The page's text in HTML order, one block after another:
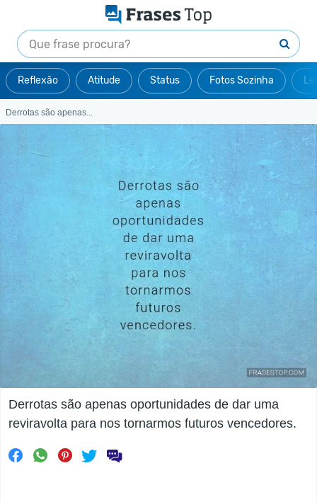
Reflexão Atitude Status Fotos Sozinha
Derrotas são apenas...
Derrotas são apenas oportunidades de dar uma
reviravolta para nos tornarmos futuros vencedores.